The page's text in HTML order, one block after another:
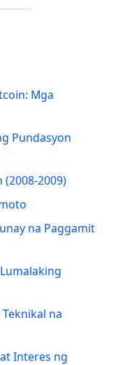
Mga
Pundasyon
2009)
na Paggamit
na
Interes ng